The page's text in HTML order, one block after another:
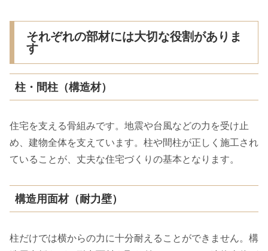
それぞれの部材には大切な役割がありま
す
柱・間柱（構造材）
住宅を支える骨組みです。地震や台風などの力を受け止
め、建物全体を支えています。柱や間柱が正しく施工され
ていることが、丈夫な住宅づくりの基本となります。
構造用面材（耐力壁）
柱だけでは横からの力に十分耐えることができません。構